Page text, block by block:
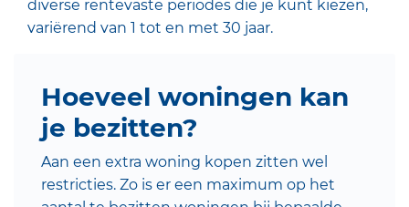
diverse rentevaste periodes die je kunt kiezen,
variërend van 1 tot en met 30 jaar.
Hoeveel woningen kan
je bezitten?
Aan een extra woning kopen zitten wel
restricties. Zo is er een maximum op het